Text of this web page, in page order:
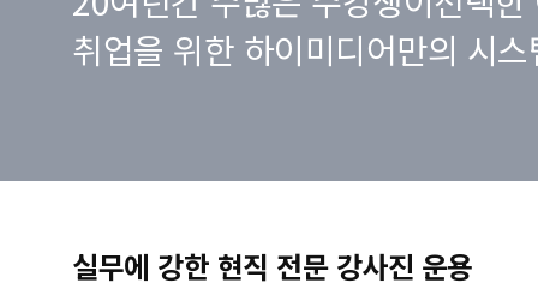
취업을 위한 하이미디어만의 시
실무에 강한 현직 전문 강사진 운용